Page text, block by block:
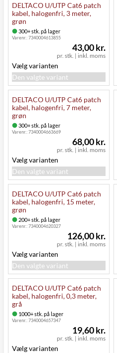
DELTACO U/UTP Cat6 patch
kabel, halogenfri, 3 meter,
grøn
300+ stk. på lager
Varenr.:7340004613855
pr. stk. | inkl. moms
43,00 kr.
Vælg varianten
Den valgte variant
DELTACO U/UTP Cat6 patch
kabel, halogenfri, 7 meter,
grøn
300+ stk. på lager
Varenr.:7340004663669
pr. stk. | inkl. moms
68,00 kr.
Vælg varianten
Den valgte variant
DELTACO U/UTP Cat6 patch
kabel, halogenfri, 15 meter,
grøn
200+ stk. på lager
Varenr.:7340004620327
pr. stk. | inkl. moms
126,00 kr.
Vælg varianten
Den valgte variant
DELTACO U/UTP Cat6 patch
kabel, halogenfri, 0,3 meter,
grå
1000+ stk. på lager
Varenr.:7340004657347
pr. stk. | inkl. moms
19,60 kr.
Vælg varianten